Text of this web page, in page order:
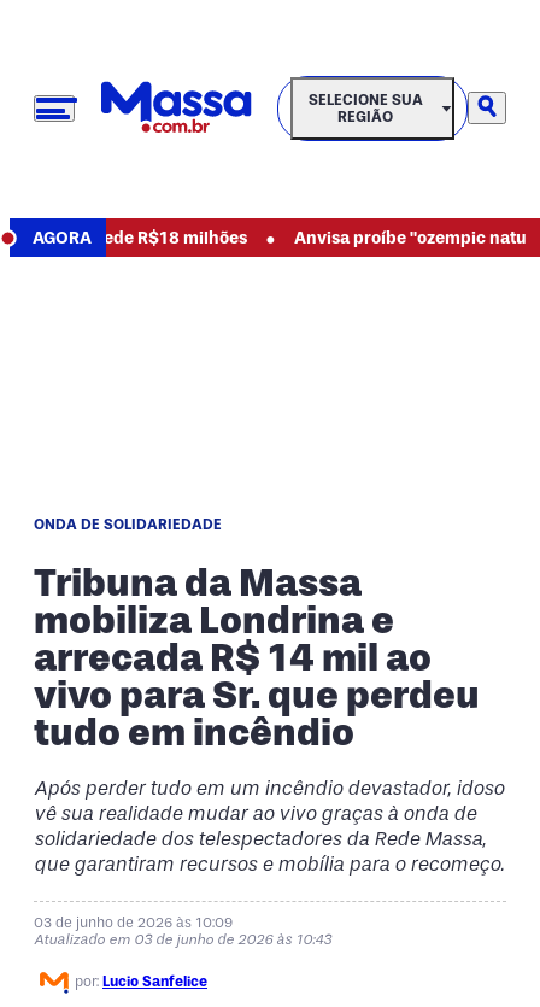
SELECIONE SUA REGIÃO
SELECIONE SUA
REGIÃO
AGORA
e pede R$18 milhões • Anvisa proíbe "ozempic natural" e
ONDA DE SOLIDARIEDADE
Tribuna da Massa
mobiliza Londrina e
arrecada R$ 14 mil ao
vivo para Sr. que perdeu
tudo em incêndio
Após perder tudo em um incêndio devastador, idoso
vê sua realidade mudar ao vivo graças à onda de
solidariedade dos telespectadores da Rede Massa,
que garantiram recursos e mobília para o recomeço.
03 de junho de 2026 às 10:09
Atualizado em 03 de junho de 2026 às 10:43
por: Lucio Sanfelice